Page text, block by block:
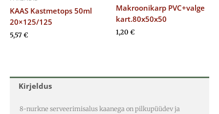
Kirjeldus
8-nurkne serveerimisalus kaanega on pilkupüüdev ja
KAAS Kastmetops 50ml
20×125/125
5,57€
Makroonikarp PVC+valge
kart.80x50x50
1,20 €